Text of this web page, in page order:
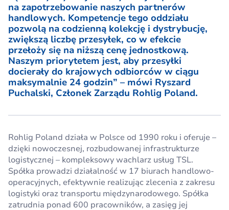
na zapotrzebowanie naszych partnerów
handlowych. Kompetencje tego oddziału
pozwolą na codzienną kolekcję i dystrybucję,
zwiększą liczbę przesyłek, co w efekcie
przełoży się na niższą cenę jednostkową.
Naszym priorytetem jest, aby przesyłki
docierały do krajowych odbiorców w ciągu
maksymalnie 24 godzin” – mówi Ryszard
Puchalski, Członek Zarządu Rohlig Poland.
Rohlig Poland działa w Polsce od 1990 roku i oferuje –
dzięki nowoczesnej, rozbudowanej infrastrukturze
logistycznej – kompleksowy wachlarz usług TSL.
Spółka prowadzi działalność w 17 biurach handlowo-
operacyjnych, efektywnie realizując zlecenia z zakresu
logistyki oraz transportu międzynarodowego. Spółka
zatrudnia ponad 600 pracowników, a zasięg jej